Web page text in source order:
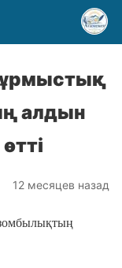
алдын
12 месяцев назад